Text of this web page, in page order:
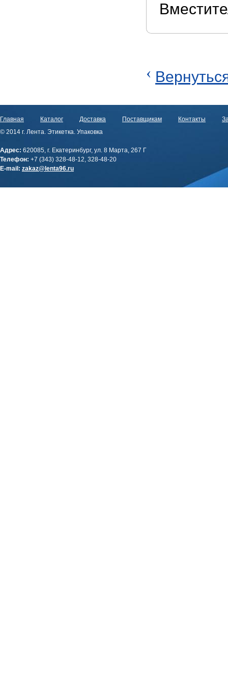
‹
Главная Каталог Доставка Поставщикам Контакты
© 2014 г. Лента. Этикетка. Упаковка
Адрес: 620085, г. Екатеринбург, ул. 8 Марта, 267 Г
Телефон: +7 (343) 328-48-12, 328-48-20
E-mail: zakaz@lenta96.ru